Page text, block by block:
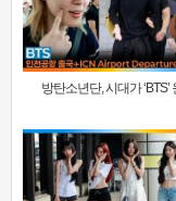
방탄소년단, 시대가 ‘BTS’